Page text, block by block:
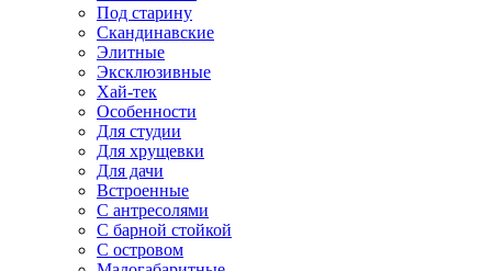
Под старину
Скандинавские
Элитные
Эксклюзивные
Хай-тек
Особенности
Для студии
Для хрущевки
Для дачи
Встроенные
С антресолями
С барной стойкой
С островом